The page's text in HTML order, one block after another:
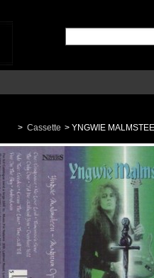
> Cassette > YNGWIE